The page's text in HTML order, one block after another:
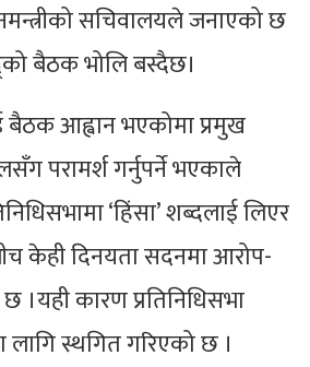
सचिवालयले जनाएको छ
बैठक भोलि बस्दैछ।
बैठक आह्वान भएकोमा प्रमुख
परामर्श गर्नुपर्ने भएकाले
‘हिंसा’ शब्दलाई लिएर
केही दिनयता सदनमा आरोप-
।यही कारण प्रतिनिधिसभा
स्थगित गरिएको छ ।